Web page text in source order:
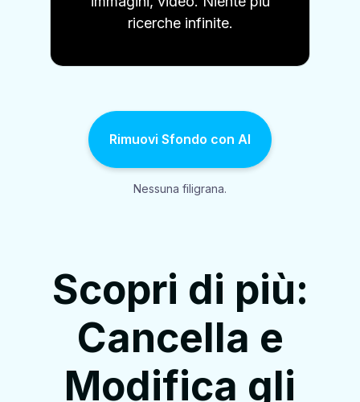
ricerche infinite.
Rimuovi Sfondo con AI
Nessuna filigrana.
Scopri di più:
Cancella e
Modifica gli